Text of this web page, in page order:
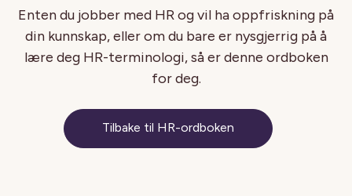
Enten du jobber med HR og vil ha oppfriskning på
din kunnskap, eller om du bare er nysgjerrig på å
lære deg HR-terminologi, så er denne ordboken
for deg.
Tilbake til HR-ordboken